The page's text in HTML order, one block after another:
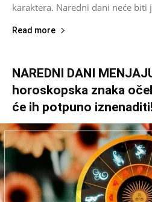
karaktera. Naredni dani neće biti
Read more
NAREDNI DANI
horoskopska znaka
će ih potpuno iznenaditi!